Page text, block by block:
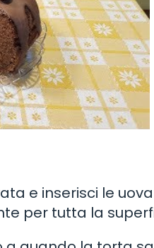
e inserisci le
per tutta la